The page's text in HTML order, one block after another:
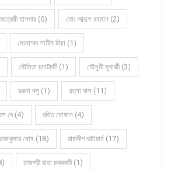
হালদার (0) মোঃ আব্দুল রহমান (2)
মোহাম্মদ শামীম মিয়া (1)
মৌমিতা চ্যাটার্জী (1) মৌসুমী মুখার্জী (3)
রঞ্জনা বসু (1) রত্না দাস (11)
দে (4) রহিত ঘোষাল (4)
রাজকুমার ঘোষ (18) রাজদীপ ভট্টাচার্য (17)
রাজশ্রী রাহা চক্রবর্তী (1)